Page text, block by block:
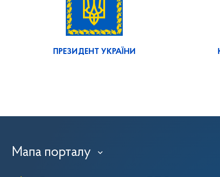
ПРЕЗИДЕНТ УКРАЇНИ
Мапа порталу ›